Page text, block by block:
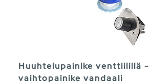
Huuhtelupainike venttiilillä -
vaihtopainike vandaali